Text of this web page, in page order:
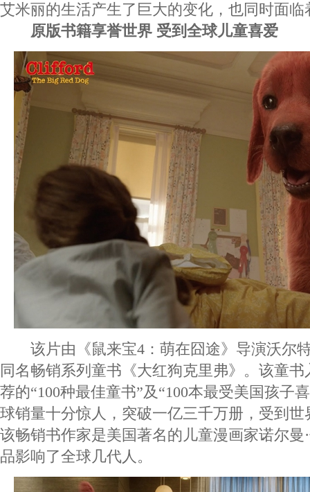
艾米丽的生活产生了巨大的变化，也同时面
原版书籍享誉世界 受到全球儿童喜爱
该片由《鼠来宝4：萌在囧途》导演沃尔特
同名畅销系列童书《大红狗克里弗》。该童
荐的“100种最佳童书”及“100本最受美国孩子
球销量十分惊人，突破一亿三千万册，受到
该畅销书作家是美国著名的儿童漫画家诺尔曼
品影响了全球几代人。